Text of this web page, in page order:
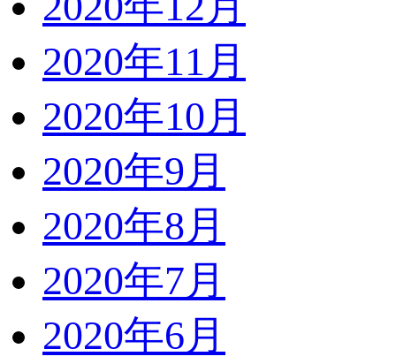
2020年11月
2020年10月
2020年9月
2020年8月
2020年7月
2020年6月